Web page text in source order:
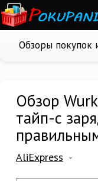
Обзоры покупок
Обзор
тайп-с
AliExpress